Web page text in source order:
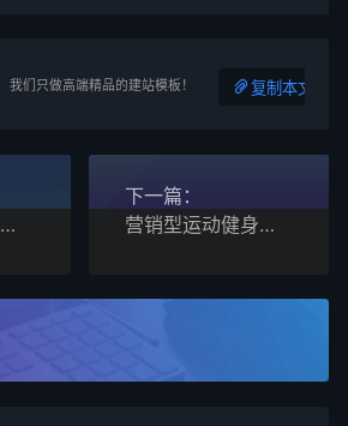
我们只做高端精品的建站模板！ 复制本文链接
响应式茶叶茶艺新闻资讯网站pbootcms模板
下一篇：
营销型运动健身器材企业响应式pbootcms网站模板